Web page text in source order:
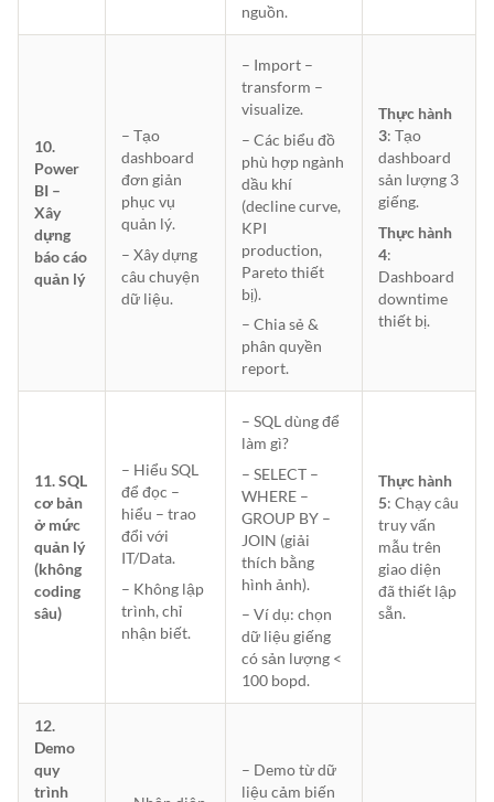
nguồn.
10.
Power
BI –
Xây
dựng
báo cáo
quản lý
– Tạo
dashboard
đơn giản
phục vụ
quản lý.
– Xây dựng
câu chuyện
dữ liệu.
– Import –
transform –
visualize.
– Các biểu đồ
phù hợp ngành
dầu khí
(decline curve,
KPI
production,
Pareto thiết
bị).
– Chia sẻ &
phân quyền
report.
Thực hành
3: Tạo
dashboard
sản lượng 3
giếng.
Thực hành
4:
Dashboard
downtime
thiết bị.
11. SQL
cơ bản
ở mức
quản lý
(không
coding
sâu)
– Hiểu SQL
để đọc –
hiểu – trao
đổi với
IT/Data.
– Không lập
trình, chỉ
nhận biết.
– SQL dùng để
làm gì?
– SELECT –
WHERE –
GROUP BY –
JOIN (giải
thích bằng
hình ảnh).
– Ví dụ: chọn
dữ liệu giếng
có sản lượng <
100 bopd.
Thực hành
5: Chạy câu
truy vấn
mẫu trên
giao diện
đã thiết lập
sẵn.
12.
Demo
quy
trình
– Demo từ dữ
liệu cảm biến